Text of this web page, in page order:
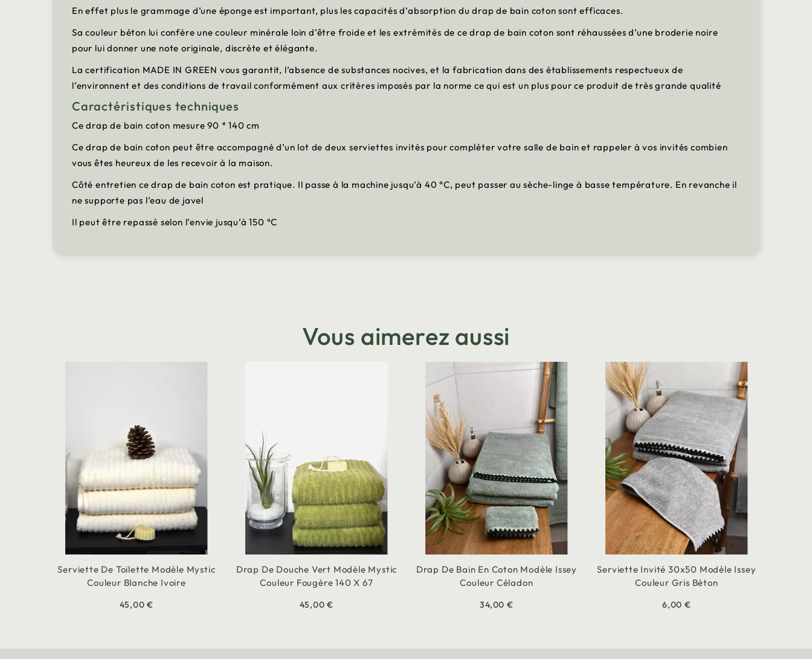
En effet plus le grammage d’une éponge est important, plus les capacités d’absorption du drap de bain coton sont efficaces.
Sa couleur béton lui confère une couleur minérale loin d’être froide et les extrémités de ce drap de bain coton sont réhaussées d’une broderie noire
pour lui donner une note originale, discrète et élégante.
La certification MADE IN GREEN vous garantit, l’absence de substances nocives, et la fabrication dans des établissements respectueux de
l’environnent et des conditions de travail conformément aux critères imposés par la norme ce qui est un plus pour ce produit de très grande qualité
Caractéristiques techniques
Ce drap de bain coton mesure 90 * 140 cm
Ce drap de bain coton peut être accompagné d’un lot de deux serviettes invités pour compléter votre salle de bain et rappeler à vos invités combien
vous êtes heureux de les recevoir à la maison.
Côté entretien ce drap de bain coton est pratique. Il passe à la machine jusqu’à 40 °C, peut passer au sèche-linge à basse température. En revanche il
ne supporte pas l’eau de javel
Il peut être repassé selon l’envie jusqu’à 150 °C
Vous aimerez aussi
Serviette De Toilette Modèle Mystic
Couleur Blanche Ivoire
45,00 €
Drap De Douche Vert Modèle Mystic
Couleur Fougère 140 X 67
45,00 €
Drap De Bain En Coton Modèle Issey
Couleur Céladon
34,00 €
Serviette Invité 30x50 Modèle Issey
Couleur Gris Béton
6,00 €